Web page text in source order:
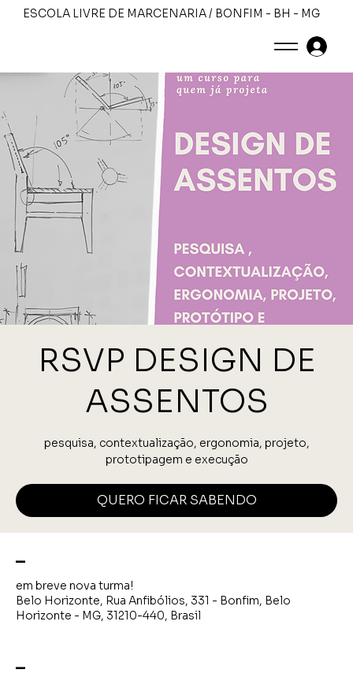
ESCOLA LIVRE DE MARCENARIA / BONFIM - BH - MG
RSVP DESIGN DE
ASSENTOS
pesquisa, contextualização, ergonomia, projeto,
prototipagem e execução
QUERO FICAR SABENDO
em breve nova turma!
Belo Horizonte, Rua Anfibólios, 331 - Bonfim, Belo
Horizonte - MG, 31210-440, Brasil